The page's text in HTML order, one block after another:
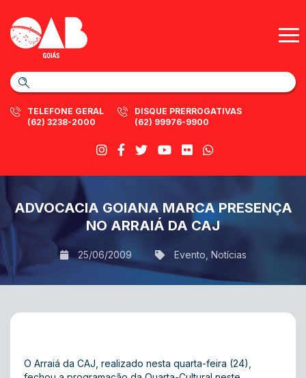
TELEFONE GERAL
(62) 3238-2000
DISQUE PRERROGATIVAS
(62) 99976-9900
ADVOCACIA GOIANA MARCA PRESENÇA
NO ARRAIÁ DA CAJ
25/06/2009 Evento Notícias
O Arraiá da CAJ, realizado nesta quarta-feira (24),